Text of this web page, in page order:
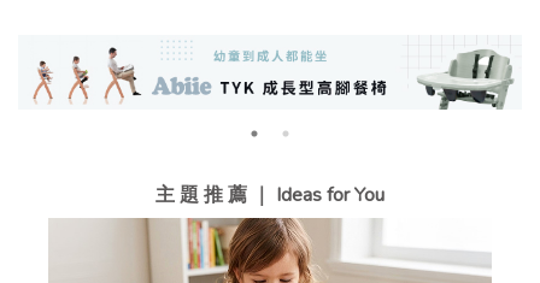
主 題 推 薦 ｜ Ideas for You